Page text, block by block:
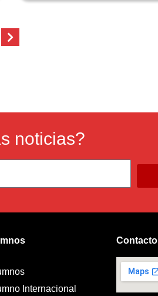
noticias?
Internacional
Contacto